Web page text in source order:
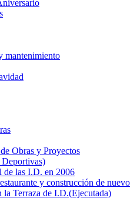
mantenimiento
Obras y Proyectos
Deportivas)
de las I.D. en 2006
y construcción de nuevo
la Terraza de I.D.(Ejecutada)